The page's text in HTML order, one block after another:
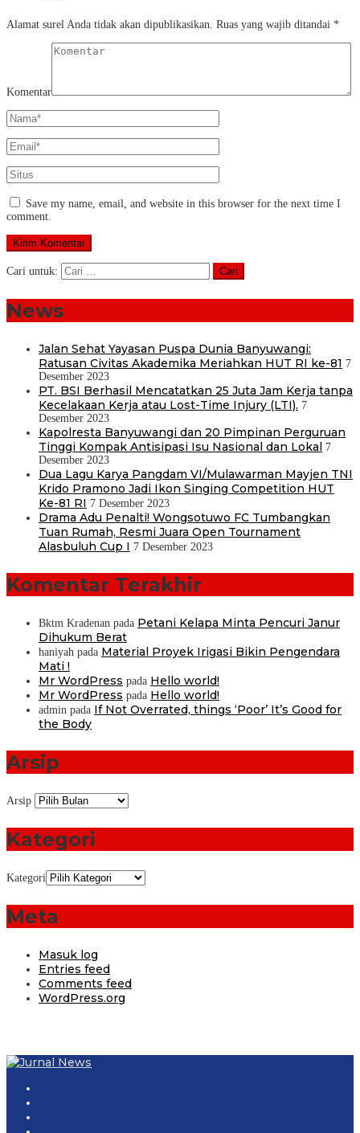
Alamat surel Anda tidak akan dipublikasikan. Ruas yang wajib ditandai *
Komentar
Save my name, email, and website in this browser for the next time I
comment.
Cari untuk:
News
Jalan Sehat Yayasan Puspa Dunia Banyuwangi:
Ratusan Civitas Akademika Meriahkan HUT RI ke-81 7
Desember 2023
PT. BSI Berhasil Mencatatkan 25 Juta Jam Kerja tanpa
Kecelakaan Kerja atau Lost-Time Injury (LTI). 7
Desember 2023
Kapolresta Banyuwangi dan 20 Pimpinan Perguruan
Tinggi Kompak Antisipasi Isu Nasional dan Lokal 7
Desember 2023
Dua Lagu Karya Pangdam VI/Mulawarman Mayjen TNI
Krido Pramono Jadi Ikon Singing Competition HUT
Ke-81 RI 7 Desember 2023
Drama Adu Penalti! Wongsotuwo FC Tumbangkan
Tuan Rumah, Resmi Juara Open Tournament
Alasbuluh Cup I 7 Desember 2023
Komentar Terakhir
Bktm Kradenan pada Petani Kelapa Minta Pencuri Janur
Dihukum Berat
haniyah pada Material Proyek Irigasi Bikin Pengendara
Mati !
Mr WordPress pada Hello world!
Mr WordPress pada Hello world!
admin pada If Not Overrated, things ‘Poor’ It’s Good for
the Body
Arsip
Arsip
Kategori
Kategori
Meta
Masuk log
Entries feed
Comments feed
WordPress.org